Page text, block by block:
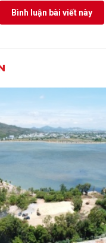
Bình luận bài viết này